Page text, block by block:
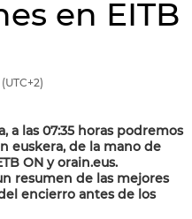
en EITB
(UTC+2)
a las 07:35 horas podremos
euskera, de la mano de
ON y orain.eus.
resumen de las mejores
encierro antes de los